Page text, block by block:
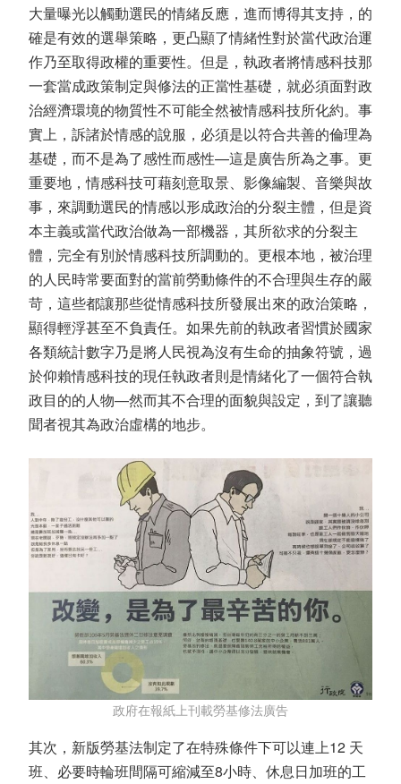
大量曝光以觸動選民的情緒反應，進而博得其支持，的
確是有效的選舉策略，更凸顯了情緒性對於當代政治運
作乃至取得政權的重要性。但是，執政者將情感科技那
一套當成政策制定與修法的正當性基礎，就必須面對政
治經濟環境的物質性不可能全然被情感科技所化約。事
實上，訴諸於情感的說服，必須是以符合共善的倫理為
基礎，而不是為了感性而感性—這是廣告所為之事。更
重要地，情感科技可藉刻意取景、影像編製、音樂與故
事，來調動選民的情感以形成政治的分裂主體，但是資
本主義或當代政治做為一部機器，其所欲求的分裂主
體，完全有別於情感科技所調動的。更根本地，被治理
的人民時常要面對的當前勞動條件的不合理與生存的嚴
苛，這些都讓那些從情感科技所發展出來的政治策略，
顯得輕浮甚至不負責任。如果先前的執政者習慣於國家
各類統計數字乃是將人民視為沒有生命的抽象符號，過
於仰賴情感科技的現任執政者則是情緒化了一個符合執
政目的的人物—然而其不合理的面貌與設定，到了讓聽
聞者視其為政治虛構的地步。
政府在報紙上刊載勞基修法廣告
其次，新版勞基法制定了在特殊條件下可以連上12 天
班、必要時輪班間隔可縮減至8小時、休息日加班的工